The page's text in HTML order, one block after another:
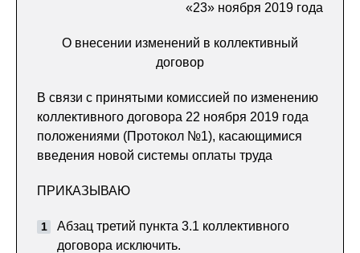
«23» ноября 2019 года
О внесении изменений в коллективный
договор
В связи с принятыми комиссией по изменению
коллективного договора 22 ноября 2019 года
положениями (Протокол №1), касающимися
введения новой системы оплаты труда
ПРИКАЗЫВАЮ
Абзац третий пункта 3.1 коллективного
договора исключить.